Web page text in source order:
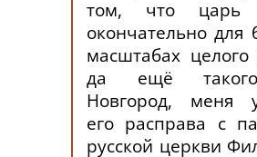
том, что царь
окончательно для
масштабах целого
да ещё
Новгород, меня
его расправа с
русской церкви